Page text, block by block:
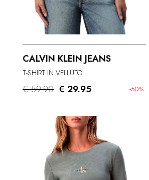
CALVIN KLEIN JEANS
T-SHIRT IN VELLUTO
€ 59.90 -50%
€ 29.95